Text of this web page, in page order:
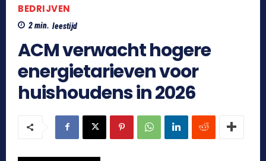
BEDRIJVEN
2min. leestijd
ACM verwacht hogere
energietarieven voor
huishoudens in 2026